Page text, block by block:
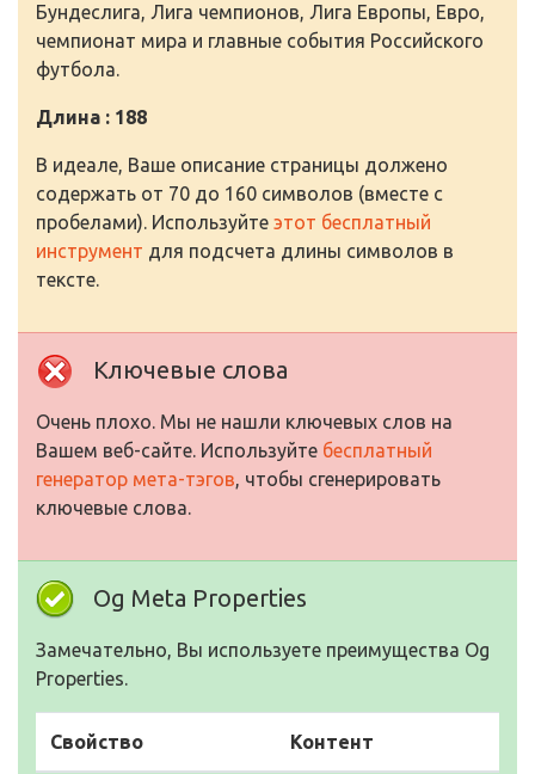
Бундеслига, Лига чемпионов, Лига Европы, Евро,
чемпионат мира и главные события Российского
футбола.
Длина : 188
В идеале, Ваше описание страницы должено
содержать от 70 до 160 символов (вместе с
пробелами). Используйте этот бесплатный
инструмент для подсчета длины символов в
тексте.
Ключевые слова
Очень плохо. Мы не нашли ключевых слов на
Вашем веб-сайте. Используйте бесплатный
генератор мета-тэгов, чтобы сгенерировать
ключевые слова.
Og Meta Properties
Замечательно, Вы используете преимущества Og
Properties.
Свойство Контент